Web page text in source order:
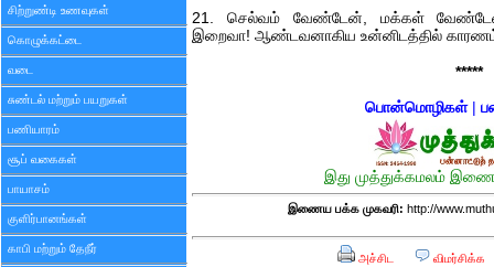
சிற்றுண்டி உணவுகள்
கொழுக்கட்டை
வடை
சுண்டல் மற்றும் பயறுகள்
பணியாரம்
சூப் வகைகள்
பாயாசம்
குளிர்பானங்கள்
காபி மற்றும் தேநீர்
21. செல்வம் வேண்டேன், மக்கள்
இறைவா! ஆண்டவனாகிய உன்னிடத்தில் காரணம்
*****
பொன்மொழிகள்|
இது முத்துக்கமலம்
இணைய பக்க முகவரி: http://
அச்சிட விமர்சிக்க